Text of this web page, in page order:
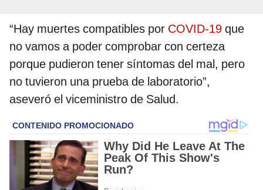
“Hay muertes compatibles por COVID-19 que
no vamos a poder comprobar con certeza
porque pudieron tener síntomas del mal, pero
no tuvieron una prueba de laboratorio”,
aseveró el viceministro de Salud.